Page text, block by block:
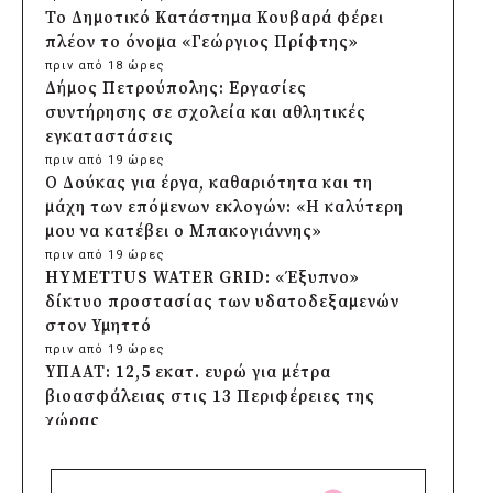
Το Δημοτικό Κατάστημα Κουβαρά φέρει
πλέον το όνομα «Γεώργιος Πρίφτης»
πριν από 18 ώρες
Δήμος Πετρούπολης: Εργασίες
συντήρησης σε σχολεία και αθλητικές
εγκαταστάσεις
πριν από 19 ώρες
Ο Δούκας για έργα, καθαριότητα και τη
μάχη των επόμενων εκλογών: «Η καλύτερη
μου να κατέβει ο Μπακογιάννης»
πριν από 19 ώρες
HYMETTUS WATER GRID: «Έξυπνο»
δίκτυο προστασίας των υδατοδεξαμενών
στον Υμηττό
πριν από 19 ώρες
ΥΠΑΑΤ: 12,5 εκατ. ευρώ για μέτρα
βιοασφάλειας στις 13 Περιφέρειες της
χώρας
Πρέσπεια 2026: Έξι ημέρες πολιτισμού,